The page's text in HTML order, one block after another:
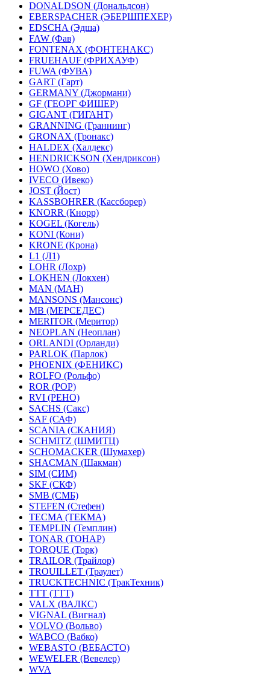
DONALDSON (Дональдсон)
EBERSPACHER (ЭБЕРШПЕХЕР)
EDSCHA (Эдша)
FAW (Фав)
FONTENAX (ФОНТЕНАКС)
FRUEHAUF (ФРИХАУФ)
FUWA (ФУВА)
GART (Гарт)
GERMANY (Джормани)
GF (ГЕОРГ ФИШЕР)
GIGANT (ГИГАНТ)
GRANNING (Граннинг)
GRONAX (Гронакс)
HALDEX (Халдекс)
HENDRICKSON (Хендриксон)
HOWO (Хово)
IVECO (Ивеко)
JOST (Йост)
KASSBOHRER (Касcборер)
KNORR (Кнорр)
KOGEL (Когель)
KONI (Кони)
KRONE (Крона)
L1 (Л1)
LOHR (Лохр)
LOKHEN (Локхен)
MAN (МАН)
MANSONS (Мансонс)
MB (МЕРСЕДЕС)
MERITOR (Меритор)
NEOPLAN (Неоплан)
ORLANDI (Орланди)
PARLOK (Парлок)
PHOENIX (ФЕНИКС)
ROLFO (Рольфо)
ROR (РОР)
RVI (РЕНО)
SACHS (Сакс)
SAF (САФ)
SCANIA (СКАНИЯ)
SCHMITZ (ШМИТЦ)
SCHOMACKER (Шумахер)
SHACMAN (Шакман)
SIM (СИМ)
SKF (СКФ)
SMB (СМБ)
STEFEN (Стефен)
TECMA (ТЕКМА)
TEMPLIN (Темплин)
TONAR (ТОНАР)
TORQUE (Торк)
TRAILOR (Трайлор)
TROUILLET (Траулет)
TRUCKTECHNIC (ТракТехник)
TTT (ТТТ)
VALX (ВАЛКС)
VIGNAL (Вигнал)
VOLVO (Вольво)
WABCO (Вабко)
WEBASTO (ВЕБАСТО)
WEWELER (Вевелер)
WVA